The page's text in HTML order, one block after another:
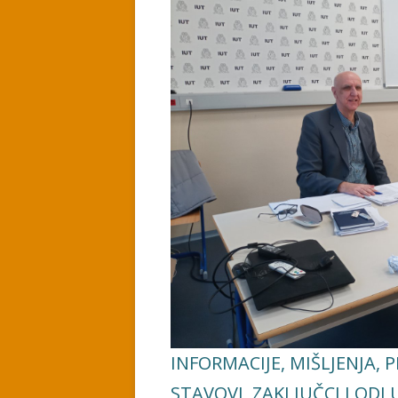
INFORMACIJE, MIŠLJENJA,
STAVOVI, ZAKLJUČCI I